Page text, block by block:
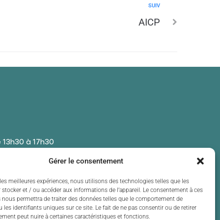
Gérer le consentement
meilleures expériences, nous utilisons des technologies telles que les
et / ou accéder aux informations de l’appareil. Le consentement à ces
permettra de traiter des données telles que le comportement de
les identifiants uniques sur ce site. Le fait de ne pas consentir ou de retirer
peut nuire à certaines caractéristiques et fonctions.
SUIV
AICP
à 17h30
à 17h30
13h30 à 17h30
à 17h30
de 13h30 à 17h30